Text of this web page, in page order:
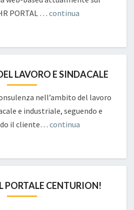
PORTAL … continua
LAVORO E SINDACALE
nell’ambito del lavoro
e industriale, seguendo e
il cliente… continua
PORTALE CENTURION!